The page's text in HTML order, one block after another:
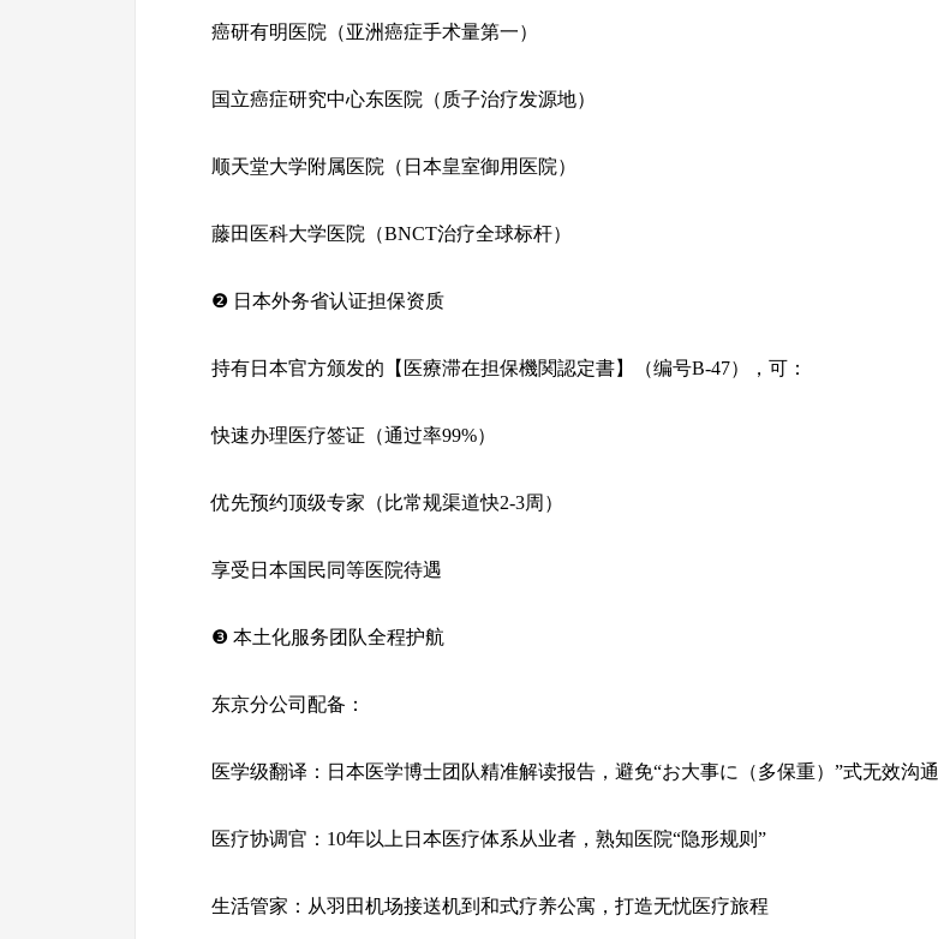
癌研有明医院（亚洲癌症手术量第一）
国立癌症研究中心东医院（质子治疗发源地）
顺天堂大学附属医院（日本皇室御用医院）
藤田医科大学医院（BNCT治疗全球标杆）
❷ 日本外务省认证担保资质
持有日本官方颁发的【医療滞在担保機関認定書】（编号B-47），可：
快速办理医疗签证（通过率99%）
优先预约顶级专家（比常规渠道快2-3周）
享受日本国民同等医院待遇
❸ 本土化服务团队全程护航
东京分公司配备：
医学级翻译：日本医学博士团队精准解读报告，避免“お大事に（多保重）”式无效沟通
医疗协调官：10年以上日本医疗体系从业者，熟知医院“隐形规则”
生活管家：从羽田机场接送机到和式疗养公寓，打造无忧医疗旅程